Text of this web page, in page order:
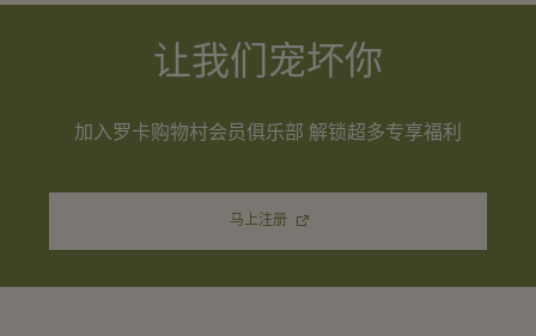
让我们宠坏你
加入罗卡购物村会员俱乐部 解锁超多专享福利
马上注册